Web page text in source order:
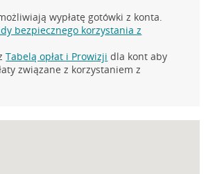
wypłatę gotówki z konta.
bezpiecznego korzystania z
Tabelą opłat i Prowizji dla kont aby
związane z korzystaniem z